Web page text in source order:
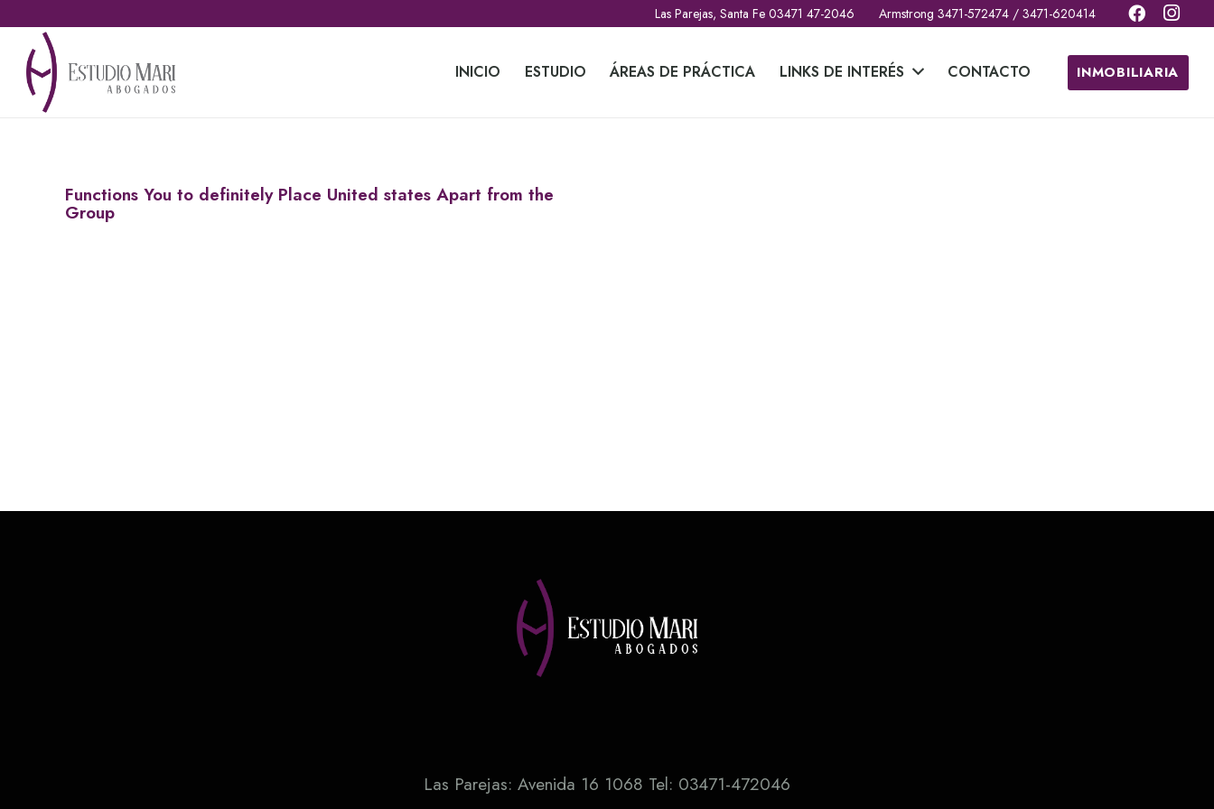
Las Parejas, Santa Fe 03471 47-2046 Armstrong 3471-572474 / 3471-620414
INICIO ESTUDIO ÁREAS DE PRÁCTICA LINKS DE INTERÉS CONTACTO INMOBILIARIA
Functions You to definitely Place United states Apart from the
Group
Las Parejas: Avenida 16 1068 Tel: 03471-472046